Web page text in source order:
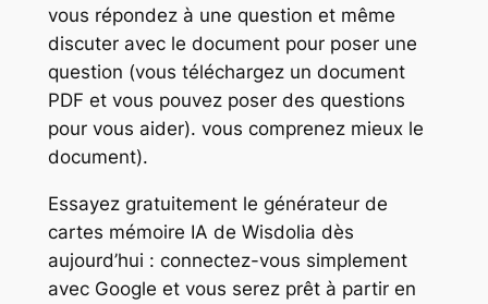
vous répondez à une question et même
discuter avec le document pour poser une
question (vous téléchargez un document
PDF et vous pouvez poser des questions
pour vous aider). vous comprenez mieux le
document).
Essayez gratuitement le générateur de
cartes mémoire IA de Wisdolia dès
aujourd’hui : connectez-vous simplement
avec Google et vous serez prêt à partir en